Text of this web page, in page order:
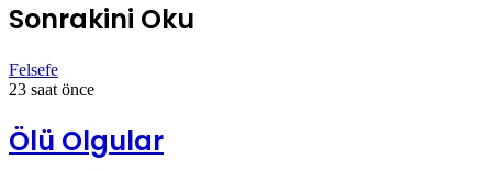
Sonrakini Oku
Felsefe
23 saat önce
Ölü Olgular